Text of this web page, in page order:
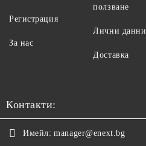
Регистрация
За нас
ползване
Лични данни
Доставка
Контакти:
Имейл: manager@enext.bg